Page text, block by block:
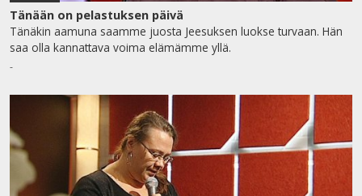
Tänään on pelastuksen päivä
Tänäkin aamuna saamme juosta Jeesuksen luokse turvaan. Hän
saa olla kannattava voima elämämme yllä.
-